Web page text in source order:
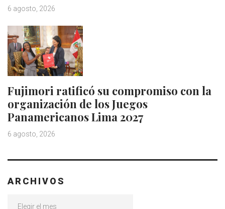
6 agosto, 2026
Fujimori ratificó su compromiso con la
organización de los Juegos
Panamericanos Lima 2027
6 agosto, 2026
ARCHIVOS